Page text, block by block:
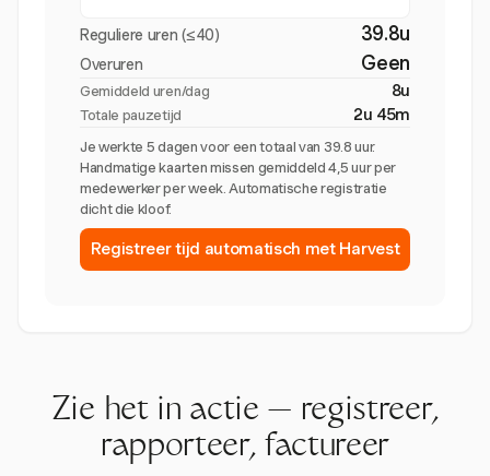
Reguliere uren (≤40) 39.8u
Overuren Geen
Gemiddeld uren/dag 8u
Totale pauzetijd 2u 45m
Je werkte 5 dagen voor een totaal van 39.8 uur.
Handmatige kaarten missen gemiddeld 4,5 uur per
medewerker per week. Automatische registratie
dicht die kloof.
Registreer tijd automatisch met Harvest
Zie het in actie — registreer,
rapporteer, factureer